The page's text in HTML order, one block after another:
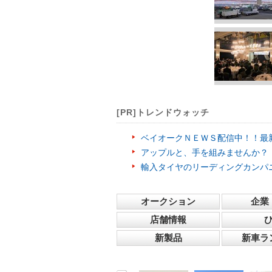
[PR]トレンドウォッチ
ベイオークＮＥＷＳ配信中！！最
アップルと、手を組みませんか？
輸入タイヤのリーディングカンパ
オークション
企業
店舗情報
新製品
新車ラ